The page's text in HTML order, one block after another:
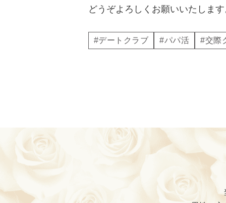
どうぞよろしくお願いいたしま
#デートクラブ #パパ活 #交際